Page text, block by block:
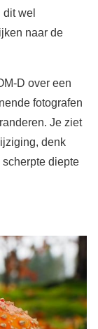
wel
naar de
D over een
fotografen
Je ziet
denk
diepte